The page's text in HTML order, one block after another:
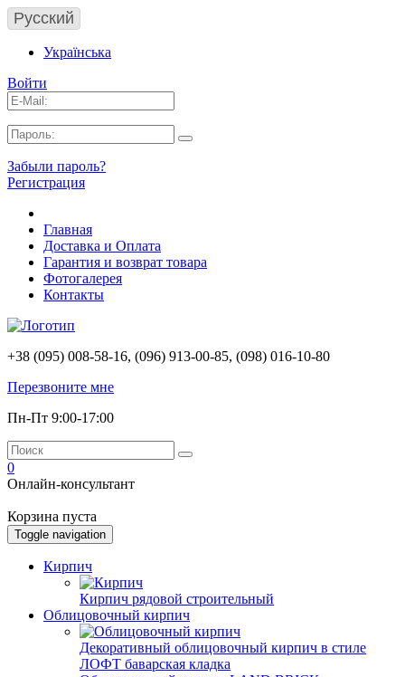
Русский
Українська
Войти
Забыли пароль?
Регистрация
Главная
Доставка и Оплата
Гарантия и возврат товара
Фотогалерея
Контакты
+38 (095) 008-58-16, (096) 913-00-85, (098) 016-10-80
Перезвоните мне
Пн-Пт 9:00-17:00
0
Онлайн-консультант
Корзина пуста
Toggle navigation
Кирпич
Кирпич рядовой строительный
Облицовочный кирпич
Декоративный облицовочный кирпич в стиле
ЛОФТ баварская кладка